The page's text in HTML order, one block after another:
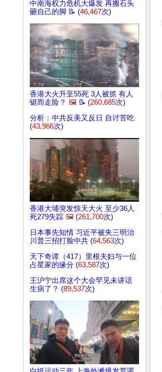
中南海权力危机大爆发 再搬石头
砸自己的脚 📝 (46,467次)
香港大火升至55死 3人被抓 有人
铤而走险？ 🖼️ 📝 (260,685次)
分析：中共反美又反日 自讨苦吃
(43,966次)
香港大埔突发惊天大火 至少36人
死279失踪 🖼️ (261,700次)
日本事先知情 习近平被夹三明治
川普三招打脸中共 (64,563次)
天下奇谭（417）里根夫妇与一位
占星家的缘分 (63,587次)
王沪宁出席这个大会罕见未讲话
生病了？ (89,537次)